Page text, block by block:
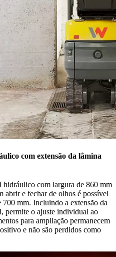
com extensão da lâmina
hidráulico com largura de 860 mm
abrir e fechar de olhos é possível
mm. Incluindo a extensão da
permite o ajuste individual ao
para ampliação permanecem
e não são perdidos como